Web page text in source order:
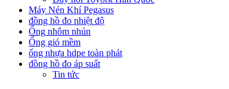
Máy Nén Khí Pegasus
đồng hồ đo nhiệt độ
Ống nhôm nhún
Ống gió mềm
ống nhựa hdpe toàn phát
đồng hồ đo áp suất
Tin tức